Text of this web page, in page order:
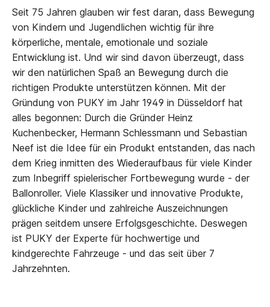
Seit 75 Jahren glauben wir fest daran, dass Bewegung
von Kindern und Jugendlichen wichtig für ihre
körperliche, mentale, emotionale und soziale
Entwicklung ist. Und wir sind davon überzeugt, dass
wir den natürlichen Spaß an Bewegung durch die
richtigen Produkte unterstützen können. Mit der
Gründung von PUKY im Jahr 1949 in Düsseldorf hat
alles begonnen: Durch die Gründer Heinz
Kuchenbecker, Hermann Schlessmann und Sebastian
Neef ist die Idee für ein Produkt entstanden, das nach
dem Krieg inmitten des Wiederaufbaus für viele Kinder
zum Inbegriff spielerischer Fortbewegung wurde - der
Ballonroller. Viele Klassiker und innovative Produkte,
glückliche Kinder und zahlreiche Auszeichnungen
prägen seitdem unsere Erfolgsgeschichte. Deswegen
ist PUKY der Experte für hochwertige und
kindgerechte Fahrzeuge - und das seit über 7
Jahrzehnten.